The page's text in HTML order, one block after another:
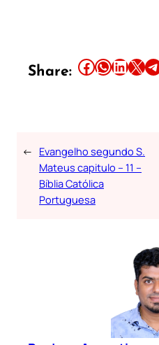
Share: Share this article on Facebook Share this article on WhatsApp Share this article on LinkedIn Share this article on X Share this article on Telegram
← Evangelho segundo S.
Mateus capitulo – 11 –
Bíblia Católica
Portuguesa